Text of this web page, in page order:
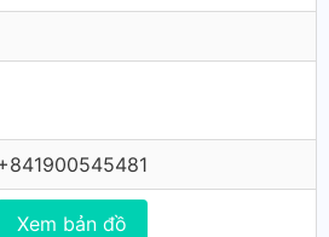
Xem bản đồ